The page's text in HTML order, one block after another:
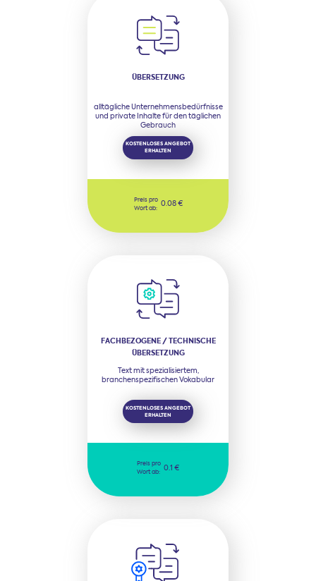
ÜBERSETZUNG
alltägliche Unternehmensbedürfnisse
und private Inhalte für den täglichen
Gebrauch
KOSTENLOSES ANGEBOT
ERHALTEN
Preis pro
Wort ab:
0.08 €
FACHBEZOGENE / TECHNISCHE
ÜBERSETZUNG
Text mit spezialisiertem,
branchenspezifischen Vokabular
KOSTENLOSES ANGEBOT
ERHALTEN
Preis pro
Wort ab:
0.1 €